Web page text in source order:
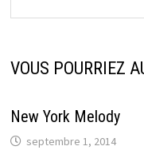
VOUS POURRIEZ
New York Melody
septembre 1, 2014